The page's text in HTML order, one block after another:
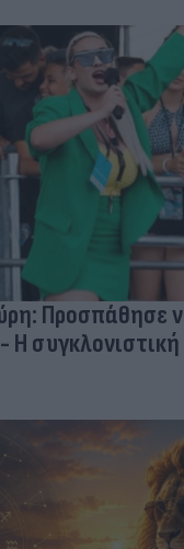
Προσπάθησε
Η